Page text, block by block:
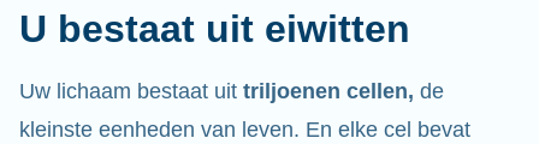
U bestaat uit eiwitten
Uw lichaam bestaat uit triljoenen cellen, de
kleinste eenheden van leven. En elke cel bevat